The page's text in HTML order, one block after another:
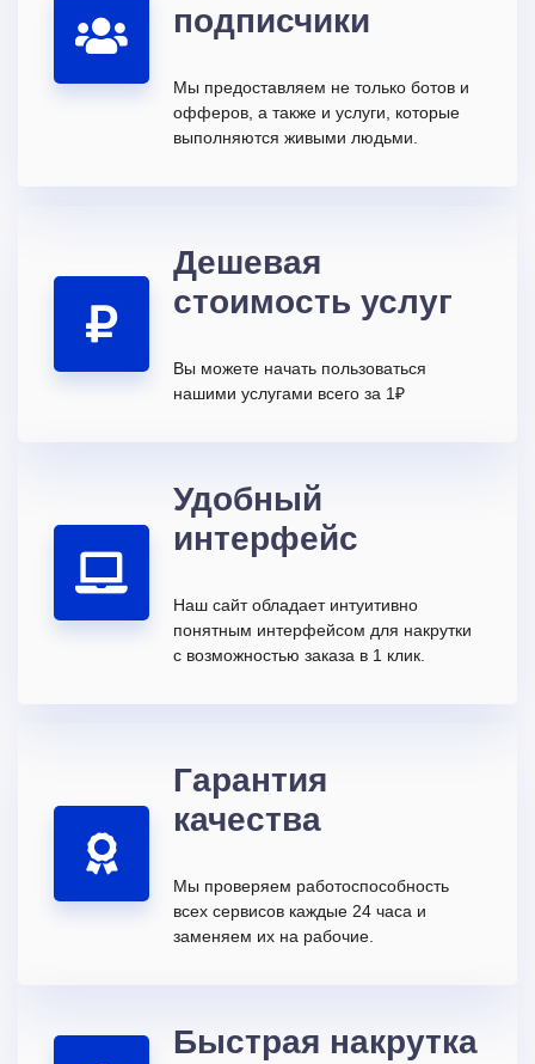
подписчики
Мы предоставляем не только ботов и
офферов, а также и услуги, которые
выполняются живыми людьми.
Дешевая
стоимость услуг
Вы можете начать пользоваться
нашими услугами всего за 1₽
Удобный
интерфейс
Наш сайт обладает интуитивно
понятным интерфейсом для накрутки
с возможностью заказа в 1 клик.
Гарантия
качества
Мы проверяем работоспособность
всех сервисов каждые 24 часа и
заменяем их на рабочие.
Быстрая накрутка